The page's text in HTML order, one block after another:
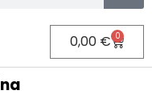
0,00 € 0